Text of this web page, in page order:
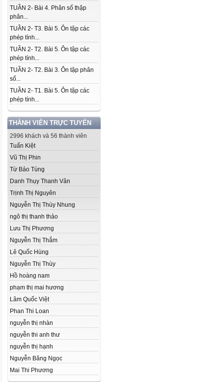
TUẦN 2- Bài 4. Phân số thập
phân...
TUẦN 2- T3. Bài 5. Ôn tập các
phép tính...
TUẦN 2- T2. Bài 5. Ôn tập các
phép tính...
TUẦN 2- T2. Bài 3. Ôn tập phân
số...
TUẦN 2- T1. Bài 5. Ôn tập các
phép tính...
THÀNH VIÊN TRỰC TUYẾN
2996 khách và 56 thành viên
Tuấn Kiệt
Vũ Thị Phin
Từ Bảo Tùng
Danh Thụy Thanh Vân
Trịnh Thị Nguyên
Nguyễn Thị Thùy Nhung
ngô thị thanh thảo
Lưu Thị Phương
Nguyễn Thị Thắm
Lê Quốc Hùng
Nguyễn Thị Thùy
Hồ hoàng nam
phạm thị mai hương
Lâm Quốc Việt
Phan Thi Loan
nguyễn thị nhàn
nguyễn thi anh thư
nguyễn thị hạnh
Nguyễn Băng Ngọc
Mai Thi Phương